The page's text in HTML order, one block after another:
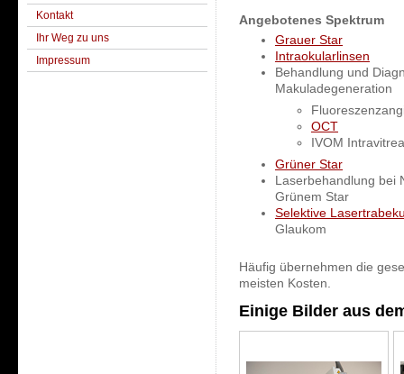
Kontakt
Ihr Weg zu uns
Impressum
Angebotenes Spektrum
Grauer Star
Intraokularlinsen
Behandlung und
Makuladegeneration
OCT
IVOM
Grüner Star
Laserbehandlung bei
Grünem Star
Selektive
Glaukom
Häufig übernehmen die
meisten Kosten.
Einige Bilder aus